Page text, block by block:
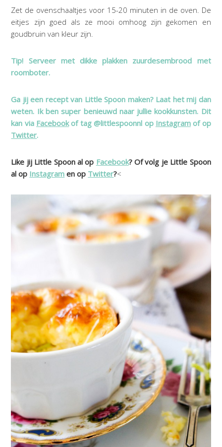
Zet de ovenschaaltjes voor 15-20 minuten in de oven. De
eitjes zijn goed als ze mooi omhoog zijn gekomen en
goudbruin van kleur zijn.
Tip! Serveer met dikke plakken zuurdesembrood met
roomboter.
Ga jij een recept van Little Spoon maken? Laat het mij dan
weten. Ik ben super benieuwd naar jullie kookkunsten. Dit
kan via Facebookof tag @littlespoonnl op Instagramof op
Twitter.
Like jij Little Spoon al op Facebook? Of volg je Little Spoon
al op Instagram en op Twitter?<